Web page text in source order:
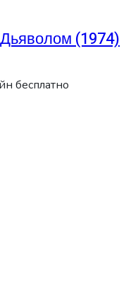
(1974)
бесплатно